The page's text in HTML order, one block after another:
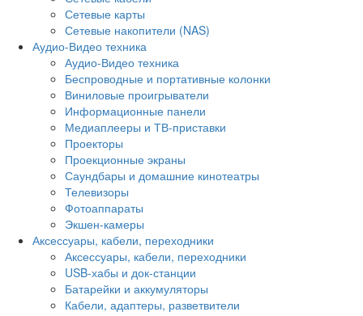
Сетевые карты
Сетевые накопители (NAS)
Аудио-Видео техника
Аудио-Видео техника
Беспроводные и портативные колонки
Виниловые проигрыватели
Информационные панели
Медиаплееры и ТВ-приставки
Проекторы
Проекционные экраны
Саундбары и домашние кинотеатры
Телевизоры
Фотоаппараты
Экшен-камеры
Аксессуары, кабели, переходники
Аксессуары, кабели, переходники
USB-хабы и док-станции
Батарейки и аккумуляторы
Кабели, адаптеры, разветвители